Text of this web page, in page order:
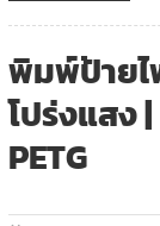
พิมพ์ป้ายไ
โปร่งแสง
PETG